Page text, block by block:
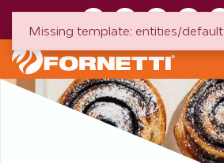
Missing template: entities/default